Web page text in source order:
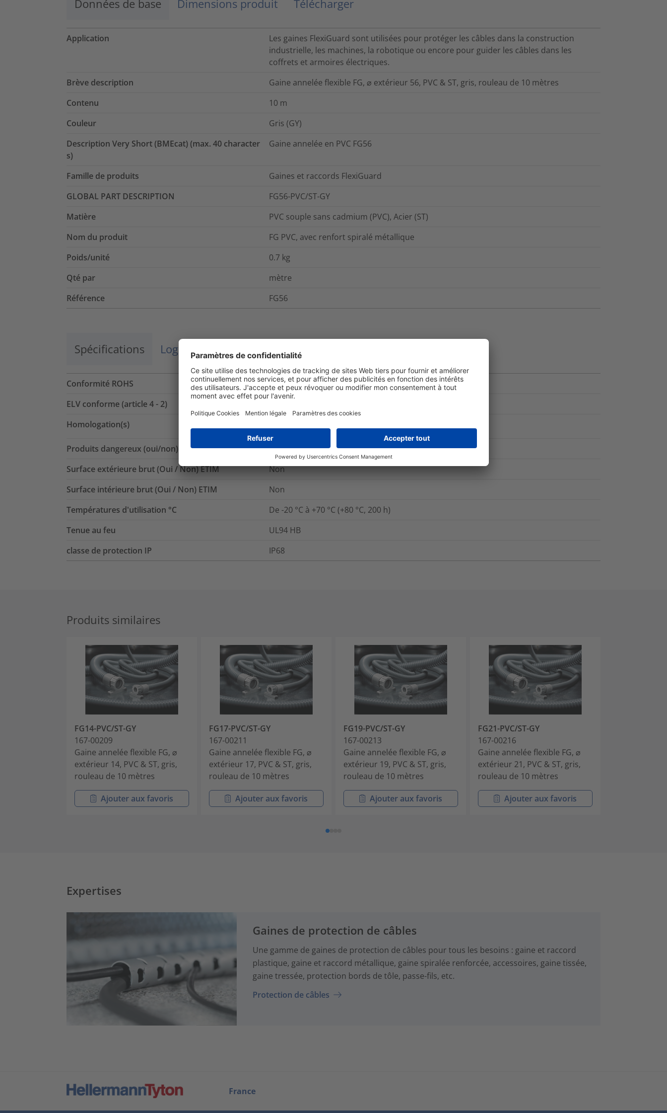
Données de base Dimensions produit Télécharger
Application
Les gaines FlexiGuard sont utilisées pour protéger les câbles dans la construction
industrielle, les machines, la robotique ou encore pour guider les câbles dans les
coffrets et armoires électriques.
Brève description
Gaine annelée flexible FG, ⌀ extérieur 56, PVC & ST, gris, rouleau de 10 mètres
Contenu
10 m
Couleur
Gris (GY)
Description Very Short (BMEcat) (max. 40 character
s)
Gaine annelée en PVC FG56
Famille de produits
Gaines et raccords FlexiGuard
GLOBAL PART DESCRIPTION
FG56-PVC/ST-GY
Matière
PVC souple sans cadmium (PVC), Acier (ST)
Nom du produit
FG PVC, avec renfort spiralé métallique
Poids/unité
0.7 kg
Qté par
mètre
Référence
FG56
Spécifications Logistique et emballage Pour plus d'information
Conformité ROHS
Oui
ELV conforme (article 4 - 2)
Homologation(s)
Produits dangereux (oui/non)
Non
Surface extérieure brut (Oui / Non) ETIM
Non
Surface intérieure brut (Oui / Non) ETIM
Non
Températures d'utilisation °C
De -20 °C à +70 °C (+80 °C, 200 h)
Tenue au feu
UL94 HB
classe de protection IP
IP68
Produits similaires
FG14-PVC/ST-GY
167-00209
Gaine annelée flexible FG, ⌀
extérieur 14, PVC & ST, gris,
rouleau de 10 mètres
Ajouter aux favoris
FG17-PVC/ST-GY
167-00211
Gaine annelée flexible FG, ⌀
extérieur 17, PVC & ST, gris,
rouleau de 10 mètres
Ajouter aux favoris
FG19-PVC/ST-GY
167-00213
Gaine annelée flexible FG, ⌀
extérieur 19, PVC & ST, gris,
rouleau de 10 mètres
Ajouter aux favoris
FG21-PVC/ST-GY
167-00216
Gaine annelée flexible FG, ⌀
extérieur 21, PVC & ST, gris,
rouleau de 10 mètres
Ajouter aux favoris
Expertises
Gaines de protection de câbles
Une gamme de gaines de protection de câbles pour tous les besoins : gaine et raccord
plastique, gaine et raccord métallique, gaine spiralée renforcée, accessoires, gaine tissée,
gaine tressée, protection bords de tôle, passe-fils, etc.
Protection de câbles
France